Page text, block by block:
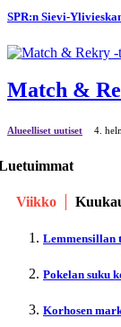
SPR:n Sievi-
Match &
Alueelliset uutiset 4.
Viikko
Lemmensillan
Pokelan suku
Korhosen